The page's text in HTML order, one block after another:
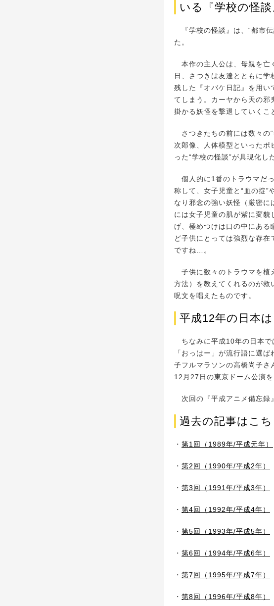
いる『学校の怪談
『学校の怪談』は、“都市
た。
本作の主人公は、母親を亡
日、さつきは友達とともに
残した『オバケ日記』を用い
てしまう。カーヤから天の
掛かる妖怪を撃退していくこ
さつきたちの前には数々の
次郎像、人体模型といった
った“学校の怪談”が具現化し
個人的に1番のトラウマだっ
称して、女子児童と“血の掟”
なり邪念の強い妖怪（厳密
には女子児童の肌が紫に変
げ、極めつけは口の中にあ
ど子供にとっては強烈な存
ですね…。
子供に数々のトラウマを植
方法）を教えてくれるのが救
呪文を唱えたものです。
平成12年の日本
ちなみに平成10年の日本で
「おっはー」が流行語に選
子フルマラソンの高橋尚子
12月27日の東京ドーム公演
次回の『平成アニメ備忘録
過去の記事はこち
・ 第1回（1989年/平成元年）
・ 第2回（1990年/平成2年）
・ 第3回（1991年/平成3年）
・ 第4回（1992年/平成4年）
・ 第5回（1993年/平成5年）
・ 第6回（1994年/平成6年）
・ 第7回（1995年/平成7年）
・ 第8回（1996年/平成8年）